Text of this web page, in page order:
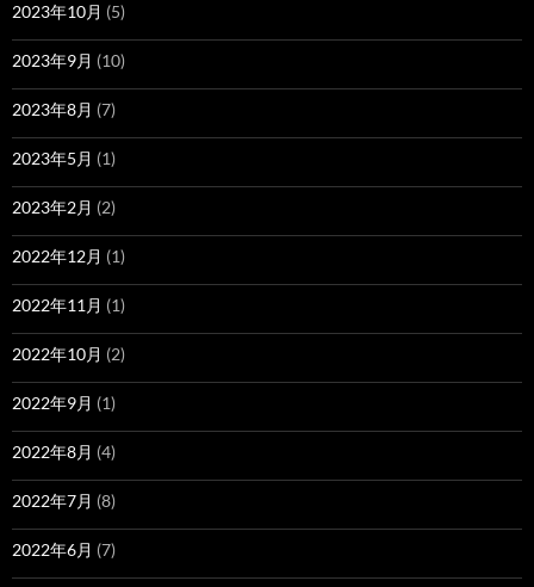
2023年10月 (5)
2023年9月 (10)
2023年8月 (7)
2023年5月 (1)
2023年2月 (2)
2022年12月 (1)
2022年11月 (1)
2022年10月 (2)
2022年9月 (1)
2022年8月 (4)
2022年7月 (8)
2022年6月 (7)